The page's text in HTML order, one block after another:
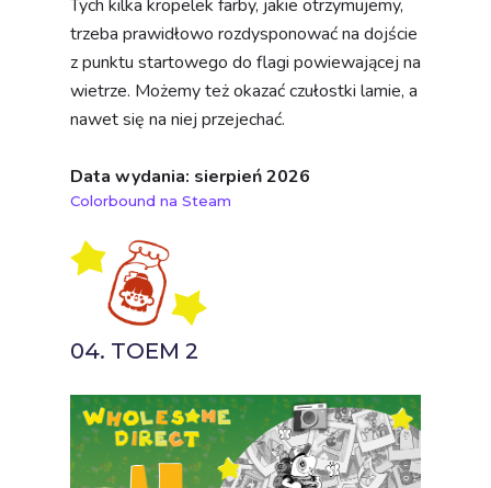
Tych kilka kropelek farby, jakie otrzymujemy,
trzeba prawidłowo rozdysponować na dojście
z punktu startowego do flagi powiewającej na
wietrze. Możemy też okazać czułostki lamie, a
nawet się na niej przejechać.
Data wydania: sierpień 2026
Colorbound na Steam
04. TOEM 2